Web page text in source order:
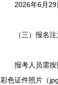
2026年6月29
（三）报名注
报考人员需按照
彩色证件照片（